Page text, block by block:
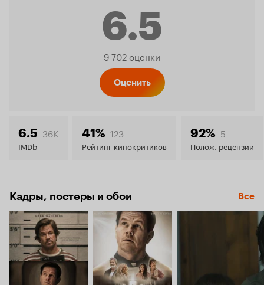
6.5
Рейтинг
6.5
9 702 оценки
Оценить
6.5 36K
IMDb
41% 123
Рейтинг кинокритиков
92% 5
Полож. рецензии
Кадры, постеры и обои Все